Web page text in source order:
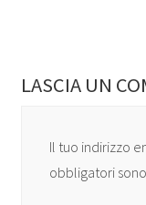
LASCIA UN
Il tuo indirizzo
obbligatori